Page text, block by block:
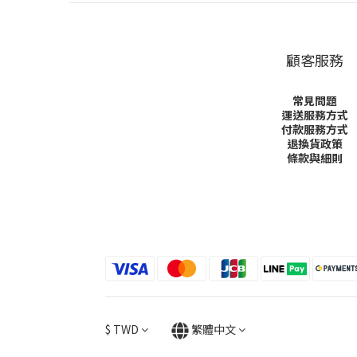
顧客服務
常見問題
運送服務方式
付款服務方式
退換貨政策
條款與細則
$ TWD 繁體中文